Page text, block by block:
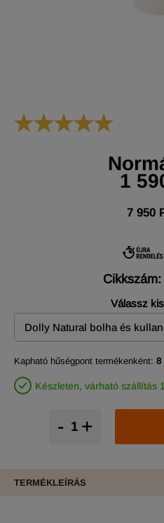
1
7 950
Válassz
Kapható hűségpont termékenként: 8
Készleten, várható szállítás
+
-
TERMÉKLEÍRÁS